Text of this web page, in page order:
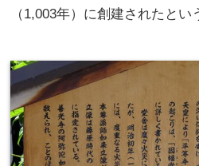
（1,003年）に創建されたとい